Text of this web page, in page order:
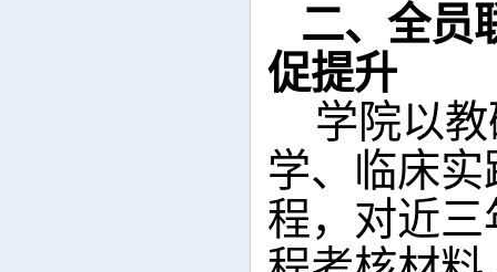
二、全员
促提升
学院以
学、临床实
程，对近